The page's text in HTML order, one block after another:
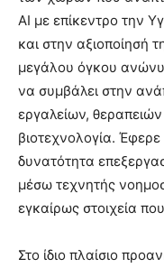
AI με επίκεντρο την
και στην αξιοποίησή
μεγάλου όγκου
να συμβάλει στην
εργαλείων,
βιοτεχνολογία.
δυνατότητα
μέσω τεχνητής
εγκαίρως στοιχεία
Στο ίδιο πλαίσιο